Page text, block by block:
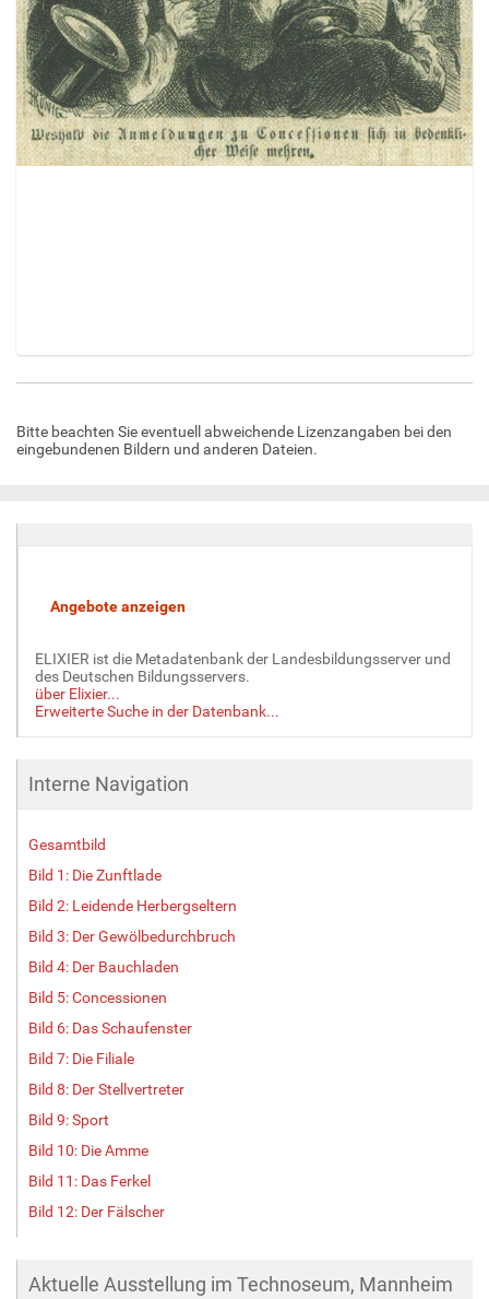
e
g
e
G
ö
…
Bitte beachten Sie eventuell abweichende Lizenzangaben bei den
eingebundenen Bildern und anderen Dateien.
ELIXIER ist die Metadatenbank der Landesbildungsserver und
des Deutschen Bildungsservers.
über Elixier...
Erweiterte Suche in der Datenbank...
Interne Navigation
Gesamtbild
Bild 1: Die Zunftlade
Bild 2: Leidende Herbergseltern
Bild 3: Der Gewölbedurchbruch
Bild 4: Der Bauchladen
Bild 5: Concessionen
Bild 6: Das Schaufenster
Bild 7: Die Filiale
Bild 8: Der Stellvertreter
Bild 9: Sport
Bild 10: Die Amme
Bild 11: Das Ferkel
Bild 12: Der Fälscher
Aktuelle Ausstellung im Technoseum, Mannheim